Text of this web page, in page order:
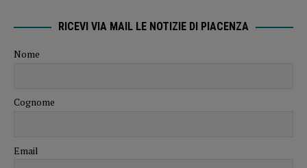
RICEVI VIA MAIL LE NOTIZIE DI PIACENZA
Nome
Cognome
Email